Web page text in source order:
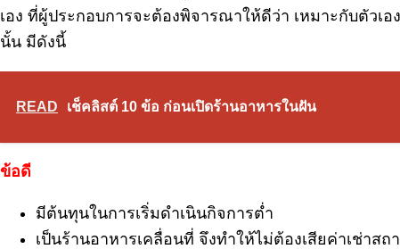
เอง ที่ผู้ประกอบการจะต้องพิจารณาให้ดีว่า เหมาะกับตัว
นั้น มีดังนี้
READ เช็คลิสต์ 10 ข้อ ก่อนเปิดร้านอาหารในฝัน
ข้อดี
มีต้นทุนในการเริ่มดำเนินกิจการต่ำ
เป็นร้านอาหารเคลื่อนที่ จึงทำให้ไม่ต้องเสียค่าเช่าส